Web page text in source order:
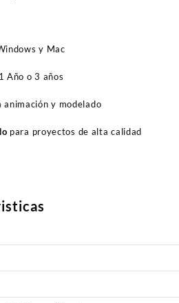
y Mac
Año o 3 años
animación y modelado
para proyectos de alta calidad